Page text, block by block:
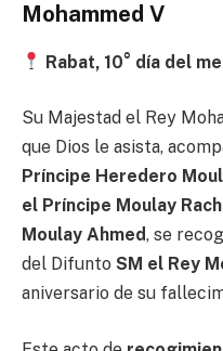
Mohammed V
Rabat, 10° día del
Su Majestad el Rey
que Dios le asista,
Príncipe Heredero
el Príncipe Moulay
Moulay Ahmed, se
del Difunto SM el Rey
aniversario de su